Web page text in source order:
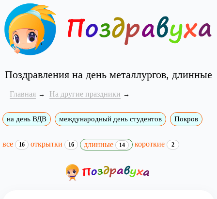
Поздравления на день металлургов, длинные
Главная На другие праздники
на день ВДВ международный день студентов Покров
все 16 открытки 16 длинные 14 короткие 2